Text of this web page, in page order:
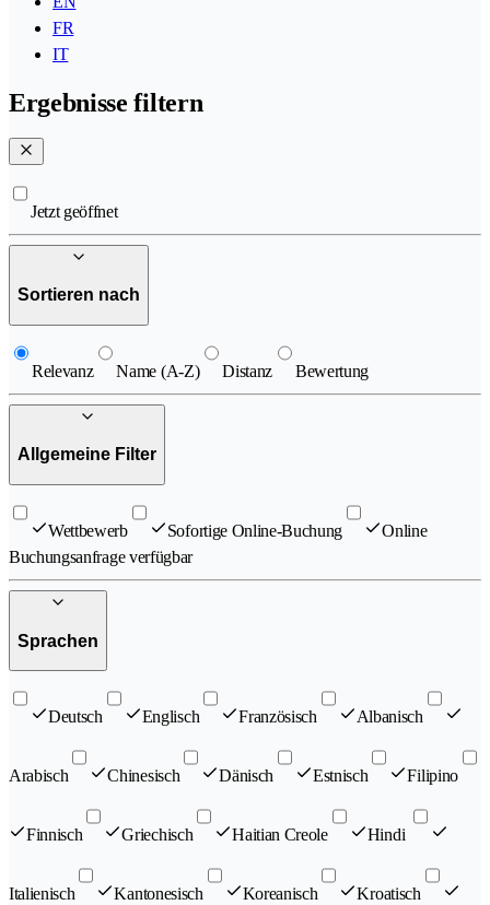
FR
IT
Ergebnisse filtern
Jetzt geöffnet
Sortieren nach
Relevanz Name (A-Z) Distanz Bewertung
Allgemeine Filter
Wettbewerb Sofortige Online-Buchung
Online
Buchungsanfrage verfügbar
Sprachen
Deutsch Englisch Französisch Albanisch
Arabisch Chinesisch Dänisch Estnisch Filipino
Finnisch Griechisch Haitian Creole Hindi
Italienisch Kantonesisch Koreanisch Kroatisch